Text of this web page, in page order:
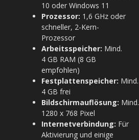
10 oder Windows 11
Prozessor: 1,6 GHz oder
schneller, 2-Kern-
Prozessor
Arbeitsspeicher: Mind.
4 GB RAM (8 GB
empfohlen)
Festplattenspeicher: Mind.
4 GB frei
Bildschirmauflösung: Mind.
1280 x 768 Pixel
Internetverbindung: Für
Aktivierung und einige